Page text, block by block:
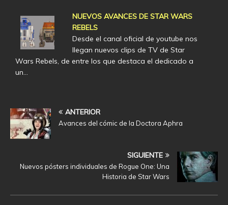
NUEVOS AVANCES DE STAR WARS
REBELS
Desde el canal oficial de youtube nos
llegan nuevos clips de TV de Star
Wars Rebels, de entre los que destaca el dedicado a
un…
ANTERIOR
Avances del cómic de la Doctora Aphra
SIGUIENTE
Nuevos pósters individuales de Rogue One: Una
Historia de Star Wars